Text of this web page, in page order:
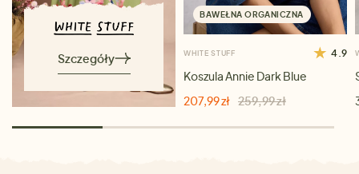
Szczegóły
BAWEŁNA ORGANICZNA
WHITE STUFF 4.9
Koszula Annie Dark Blue
207,99 zł 259,99 zł